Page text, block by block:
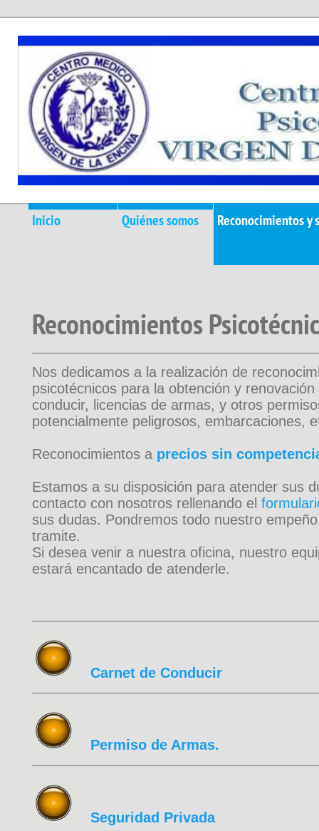
Inicio Quiénes somos Reconocimientos y
Reconocimientos
Nos dedicamos a la realización de
psicotécnicos para la obtención y
conducir, licencias de armas, y otros
potencialmente peligrosos, embarcaciones,
Reconocimientos a precios sin
Estamos a su disposición para atender sus
contacto con nosotros rellenando el
sus dudas. Pondremos todo nuestro
tramite.
Si desea venir a nuestra oficina, nuestro
estará encantado de atenderle.
Carnet de Conducir
Permiso de Armas.
Seguridad Privada